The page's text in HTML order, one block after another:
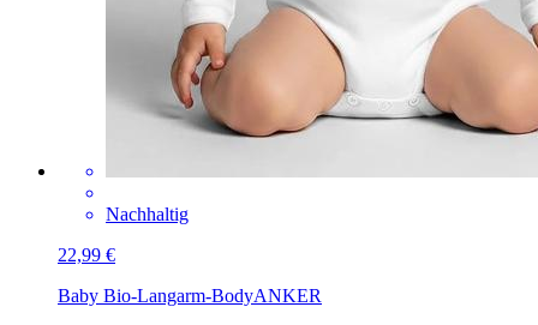
Nachhaltig
22,99 €
Baby Bio-Langarm-BodyANKER